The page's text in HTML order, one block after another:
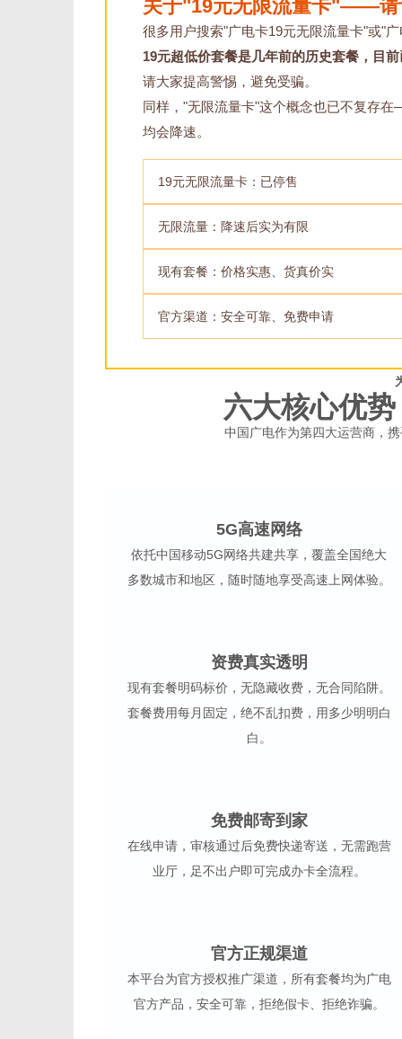
关于"19元无限流量卡"——请
很多用户搜索"广电卡19元无限流量卡"或"
19元超低价套餐是几年前的历史套餐，目
请大家提高警惕，避免受骗。
同样，"无限流量卡"这个概念也已不复存
均会降速。
19元无限流量卡：已停售
无限流量：降速后实为有限
现有套餐：价格实惠、货真价实
官方渠道：安全可靠、免费申请
六大核心优
中国广电作为第四大运营商，
5G高速网络
依托中国移动5G网络共建共享，覆盖全国绝大
多数城市和地区，随时随地享受高速上网体验。
资费真实透明
现有套餐明码标价，无隐藏收费，无合同陷阱。
套餐费用每月固定，绝不乱扣费，用多少明明白
白。
免费邮寄到家
在线申请，审核通过后免费快递寄送，无需跑营
业厅，足不出户即可完成办卡全流程。
官方正规渠道
本平台为官方授权推广渠道，所有套餐均为广电
官方产品，安全可靠，拒绝假卡、拒绝诈骗。